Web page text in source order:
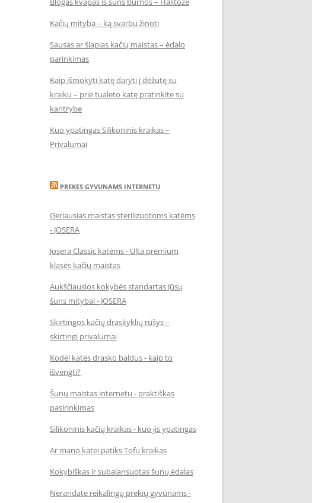
Kačių mityba – ką svarbu žinoti
Sausas ar šlapias kačių maistas – ėdalo
parinkimas
Kaip išmokyti katę daryti į dėžutę su
kraiku – prie tualeto katę pratinkite su
kantrybe
Kuo ypatingas Silikoninis kraikas –
Privalumai
PREKES GYVUNAMS INTERNETU
Geriausias maistas sterilizuotoms katėms
- JOSERA
Josera Classic katėms - Ulta premium
klasės kačių maistas
Aukščiausios kokybės standartas Jūsų
šuns mitybai - JOSERA
Skirtingos kačių draskyklių rūšys –
skirtingi privalumai
Kodėl katės drasko baldus - kaip to
išvengti?
Šunų maistas internetu - praktiškas
pasirinkimas
Silikoninis kačių kraikas - kuo jis ypatingas
Ar mano katei patiks Tofu kraikas
Kokybiškas ir subalansuotas šunų ėdalas
Nerandate reikalingų prekių gyvūnams -